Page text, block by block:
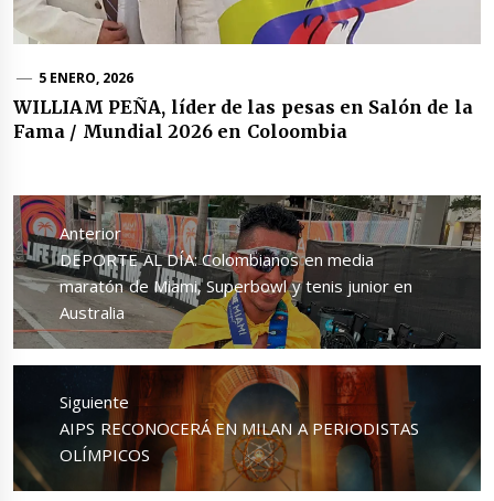
5 ENERO, 2026
WILLIAM PEÑA, líder de las pesas en Salón de la
Fama / Mundial 2026 en Coloombia
Navegación
de
entradas
Anterior
Entrada
anterior:
DEPORTE AL DÍA: Colombianos en media
maratón de Miami, Superbowl y tenis junior en
Australia
Siguiente
Entrada
siguiente:
AIPS RECONOCERÁ EN MILAN A PERIODISTAS
OLÍMPICOS